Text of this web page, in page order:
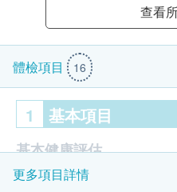
查看
體檢項目 16
1 基本項目
基本健康評估
眼科專科醫生詳細諮詢
更多項目詳情